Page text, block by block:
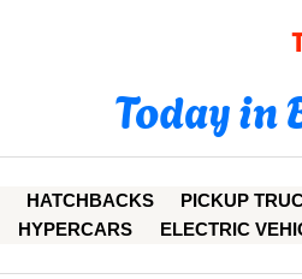
Today in
HATCHBACKS PICKUP
HYPERCARS ELECTRIC